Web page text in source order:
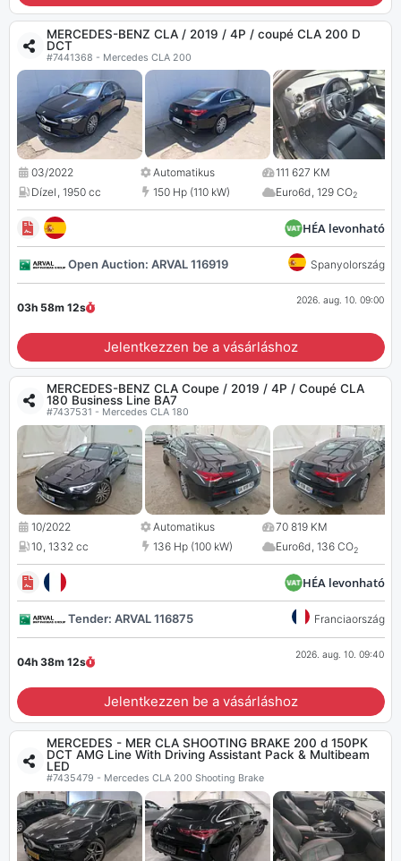
MERCEDES-BENZ CLA / 2019 / 4P / coupé CLA 200 D
DCT
#7441368 - Mercedes CLA 200
03/2022 Automatikus
111 627 KM
Dízel, 1950 cc 150 Hp (110 kW) Euro6d, 129 CO2
HÉA levonható
Open Auction: ARVAL 116919 Spanyolország
03h 58m 11s
2026. aug. 10. 09:00
Jelentkezzen be a vásárláshoz
MERCEDES-BENZ CLA Coupe / 2019 / 4P / Coupé CLA
180 Business Line BA7
#7437531 - Mercedes CLA 180
10/2022 Automatikus
70 819 KM
10, 1332 cc 136 Hp (100 kW) Euro6d, 136 CO2
HÉA levonható
Tender: ARVAL 116875 Franciaország
04h 38m 11s
2026. aug. 10. 09:40
Jelentkezzen be a vásárláshoz
MERCEDES - MER CLA SHOOTING BRAKE 200 d 150PK
DCT AMG Line With Driving Assistant Pack & Multibeam
LED
#7435479 - Mercedes CLA 200 Shooting Brake